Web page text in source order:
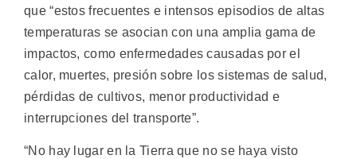
que “estos frecuentes e intensos episodios de altas
temperaturas se asocian con una amplia gama de
impactos, como enfermedades causadas por el
calor, muertes, presión sobre los sistemas de salud,
pérdidas de cultivos, menor productividad e
interrupciones del transporte”.
“No hay lugar en la Tierra que no se haya visto